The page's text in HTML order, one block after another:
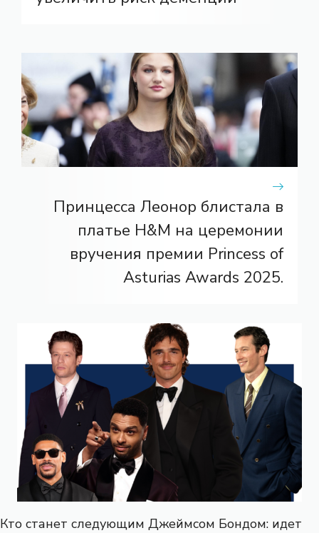
Принцесса Леонор блистала в
платье H&M на церемонии
вручения премии Princess of
Asturias Awards 2025.
Кто станет следующим Джеймсом Бондом: идет